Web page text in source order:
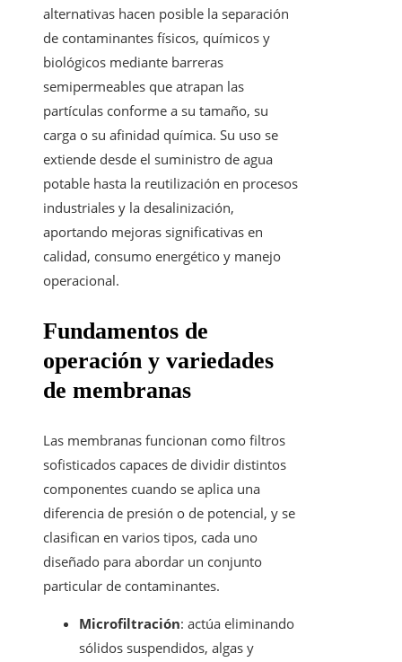
alternativas hacen posible la separación
de contaminantes físicos, químicos y
biológicos mediante barreras
semipermeables que atrapan las
partículas conforme a su tamaño, su
carga o su afinidad química. Su uso se
extiende desde el suministro de agua
potable hasta la reutilización en procesos
industriales y la desalinización,
aportando mejoras significativas en
calidad, consumo energético y manejo
operacional.
Fundamentos de
operación y variedades
de membranas
Las membranas funcionan como filtros
sofisticados capaces de dividir distintos
componentes cuando se aplica una
diferencia de presión o de potencial, y se
clasifican en varios tipos, cada uno
diseñado para abordar un conjunto
particular de contaminantes.
Microfiltración: actúa eliminando
sólidos suspendidos, algas y